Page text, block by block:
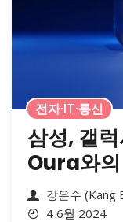
전자·IT·통신
삼성, 갤
Oura와의
강은수 (Kang
4 6월 2024